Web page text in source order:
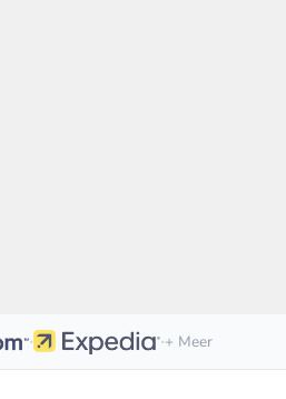
· ·+ Meer